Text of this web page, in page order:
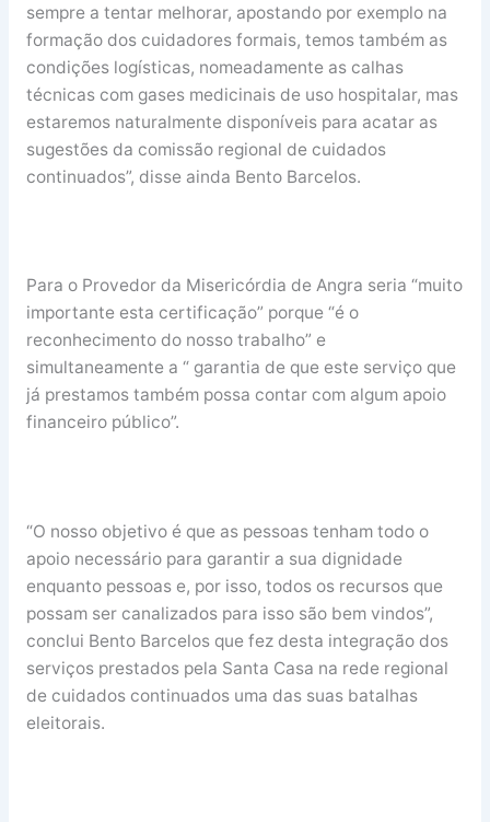
sempre a tentar melhorar, apostando por exemplo na
formação dos cuidadores formais, temos também as
condições logísticas, nomeadamente as calhas
técnicas com gases medicinais de uso hospitalar, mas
estaremos naturalmente disponíveis para acatar as
sugestões da comissão regional de cuidados
continuados”, disse ainda Bento Barcelos.
Para o Provedor da Misericórdia de Angra seria “muito
importante esta certificação” porque “é o
reconhecimento do nosso trabalho” e
simultaneamente a “ garantia de que este serviço que
já prestamos também possa contar com algum apoio
financeiro público”.
“O nosso objetivo é que as pessoas tenham todo o
apoio necessário para garantir a sua dignidade
enquanto pessoas e, por isso, todos os recursos que
possam ser canalizados para isso são bem vindos”,
conclui Bento Barcelos que fez desta integração dos
serviços prestados pela Santa Casa na rede regional
de cuidados continuados uma das suas batalhas
eleitorais.